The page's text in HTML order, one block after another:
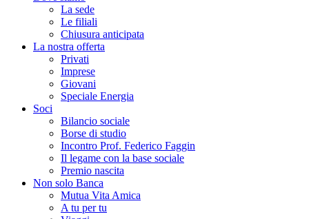
La sede
Le filiali
Chiusura anticipata
La nostra offerta
Privati
Imprese
Giovani
Speciale Energia
Soci
Bilancio sociale
Borse di studio
Incontro Prof. Federico Faggin
Il legame con la base sociale
Premio nascita
Non solo Banca
Mutua Vita Amica
A tu per tu